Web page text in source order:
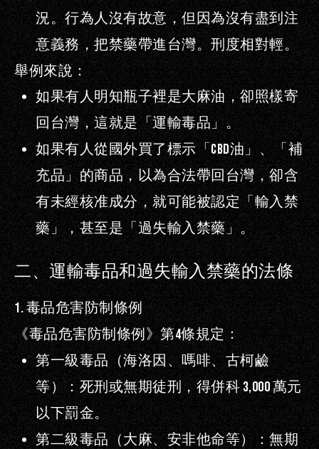
況。行為人沒有故意，但因為沒有盡到注
意義務，把禁藥帶進台灣。刑度相對輕。
舉例來說：
如果有人明知瓶子裡是大麻油，卻照樣寄
回台灣，這就是「運輸毒品」。
如果有人從國外買了標示「 CBD油」、「補
充品」的商品，以為合法帶回台灣，卻含
有未經核准成分，就可能被認定「輸入禁
藥」，甚至是「過失輸入禁藥」。
二、運輸毒品和過失輸入禁藥的法條
1.毒品危害防制條例
《毒品危害防制條例》第4條規定：
第一級毒品（海洛因、嗎啡、古柯鹼
等）：死刑或無期徒刑，得併科3,000萬元
以下罰金。
第二級毒品（大麻、安非他命等） ：無期